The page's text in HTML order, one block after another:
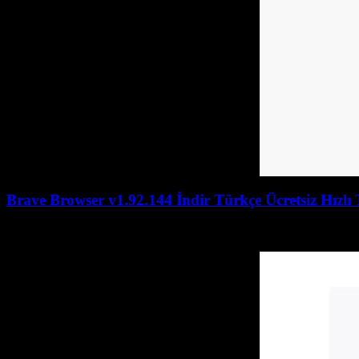
Brave Browser v1.92.144 İndir Türkçe Ücretsiz Hızlı